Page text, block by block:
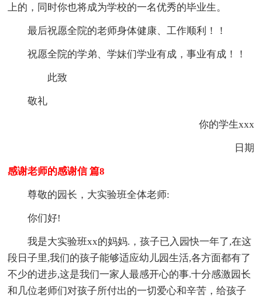
上的，同时你也将成为学校的一名优秀的毕业生。
最后祝愿全院的老师身体健康、工作顺利！！
祝愿全院的学弟、学妹们学业有成，事业有成！！
此致
敬礼
你的学生xxx
日期
感谢老师的感谢信 篇8
尊敬的园长，大实验班全体老师:
你们好!
我是大实验班xx的妈妈.，孩子已入园快一年了,在这
段日子里,我们的孩子能够适应幼儿园生活,各方面都有了
不少的进步,这是我们一家人最感开心的事.十分感激园长
和几位老师们对孩子所付出的一切爱心和辛苦，给孩子